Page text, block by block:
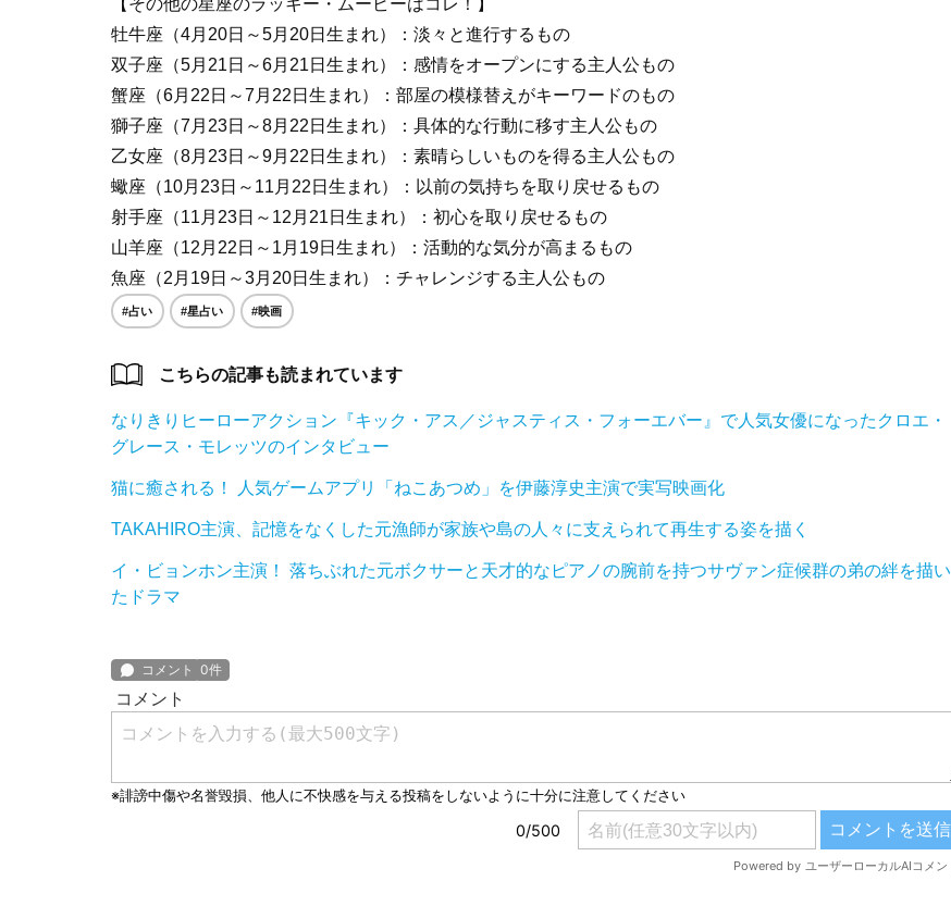
牡牛座（4月20日～5月20日生まれ）：淡々と進行するもの
双子座（5月21日～6月21日生まれ）：感情をオープンにする主人公もの
蟹座（6月22日～7月22日生まれ）：部屋の模様替えがキーワードのもの
獅子座（7月23日～8月22日生まれ）：具体的な行動に移す主人公もの
乙女座（8月23日～9月22日生まれ）：素晴らしいものを得る主人公もの
蠍座（10月23日～11月22日生まれ）：以前の気持ちを取り戻せるもの
射手座（11月23日～12月21日生まれ）：初心を取り戻せるもの
山羊座（12月22日～1月19日生まれ）：活動的な気分が高まるもの
魚座（2月19日～3月20日生まれ）：チャレンジする主人公もの
#占い #星占い #映画
こちらの記事も読まれています
なりきりヒーローアクション『キック・アス／ジャスティス・フォーエバー』で人気女優になったクロエ・
グレース・モレッツのインタビュー
猫に癒される！ 人気ゲームアプリ「ねこあつめ」を伊藤淳史主演で実写映画化
TAKAHIRO主演、記憶をなくした元漁師が家族や島の人々に支えられて再生する姿を描く
イ・ビョンホン主演！ 落ちぶれた元ボクサーと天才的なピアノの腕前を持つサヴァン症候群の弟の絆を描い
たドラマ